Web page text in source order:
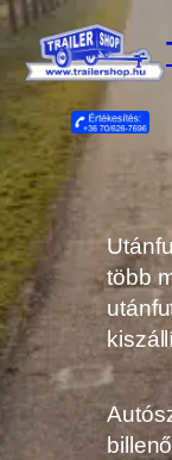
Ugrás
tartalomhoz
több